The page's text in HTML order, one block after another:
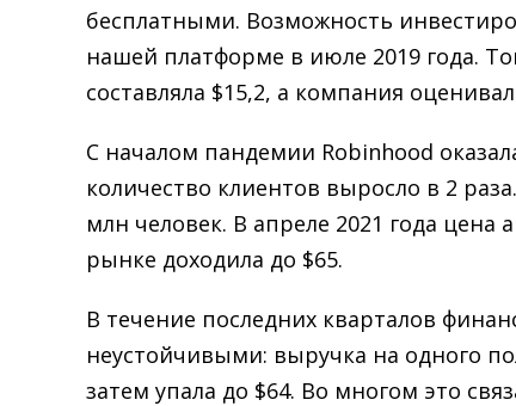
бесплатными. Возможность
нашей платформе в июле 2019 года.
составляла $15,2, а компания
С началом пандемии Robinhood
количество клиентов выросло в 2
млн человек. В апреле 2021 года
рынке доходила до $65.
В течение последних кварталов
неустойчивыми: выручка на одного
затем упала до $64. Во многом это